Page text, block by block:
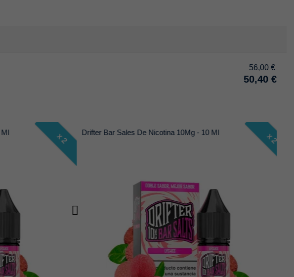
56,00 €
50,40 €
x 2 x 2
Drifter Bar Sales De Nicotina 10Mg - 10 Ml